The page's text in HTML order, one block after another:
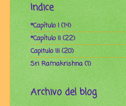
Indice
*Capítulo I (14)
*Capítulo II (22)
Capitulo III (20)
Sri Ramakrishna (1)
Archivo del blog